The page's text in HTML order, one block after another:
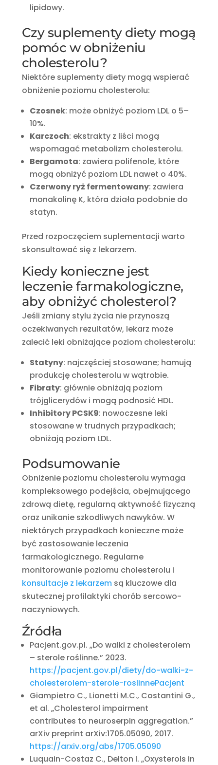
lipidowy.
Czy suplementy diety mogą
pomóc w obniżeniu
cholesterolu?
Niektóre suplementy diety mogą wspierać
obniżenie poziomu cholesterolu:
Czosnek: może obniżyć poziom LDL o 5–
10%.
Karczoch: ekstrakty z liści mogą
wspomagać metabolizm cholesterolu.
Bergamota: zawiera polifenole, które
mogą obniżyć poziom LDL nawet o 40%.
Czerwony ryż fermentowany: zawiera
monakolinę K, która działa podobnie do
statyn.
Przed rozpoczęciem suplementacji warto
skonsultować się z lekarzem.
Kiedy konieczne jest
leczenie farmakologiczne,
aby obniżyć cholesterol?
Jeśli zmiany stylu życia nie przynoszą
oczekiwanych rezultatów, lekarz może
zalecić leki obniżające poziom cholesterolu:
Statyny: najczęściej stosowane; hamują
produkcję cholesterolu w wątrobie.
Fibraty: głównie obniżają poziom
trójglicerydów i mogą podnosić HDL.
Inhibitory PCSK9: nowoczesne leki
stosowane w trudnych przypadkach;
obniżają poziom LDL.
Podsumowanie
Obniżenie poziomu cholesterolu wymaga
kompleksowego podejścia, obejmującego
zdrową dietę, regularną aktywność fizyczną
oraz unikanie szkodliwych nawyków. W
niektórych przypadkach konieczne może
być zastosowanie leczenia
farmakologicznego. Regularne
monitorowanie poziomu cholesterolu i
konsultacje z lekarzemsą kluczowe dla
skutecznej profilaktyki chorób sercowo-
naczyniowych.
Źródła
Pacjent.gov.pl. „Do walki z cholesterolem
– sterole roślinne.” 2023.
https://pacjent.gov.pl/diety/do-walki-z-
cholesterolem-sterole-roslinnePacjent
Giampietro C., Lionetti M.C., Costantini G.,
et al. „Cholesterol impairment
contributes to neuroserpin aggregation.”
arXiv preprint arXiv:1705.05090, 2017.
https://arxiv.org/abs/1705.05090
Luquain-Costaz C., Delton I. „Oxysterols in